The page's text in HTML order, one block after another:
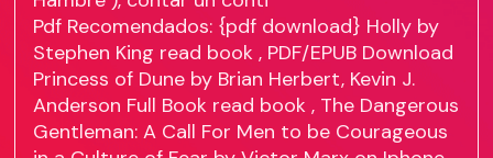
Pdf Recomendados: {pdf download} Holly by
Stephen King read book , PDF/EPUB Download
Princess of Dune by Brian Herbert, Kevin J.
Anderson Full Book read book , The Dangerous
Gentleman: A Call For Men to be Courageous